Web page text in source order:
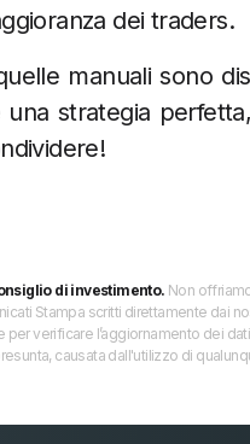
dei traders.
manuali sono
strategia
di investimento. Non
Stampa scritti direttamente dai
verificare l’aggiornamento dei
causata dall'utilizzo di